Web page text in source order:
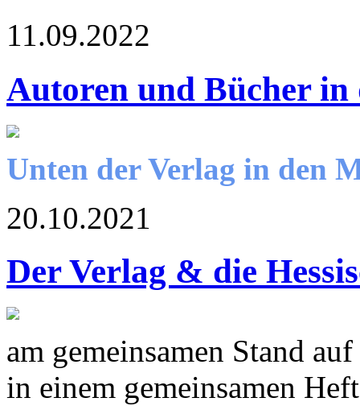
11.09.2022
Autoren und Bücher in
Unten der Verlag in den
20.10.2021
Der Verlag & die
am gemeinsamen Stand
in einem gemeinsamen